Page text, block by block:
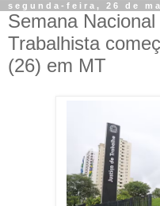
segunda-feira, 26 de
Semana
Trabalhista
(26) em MT